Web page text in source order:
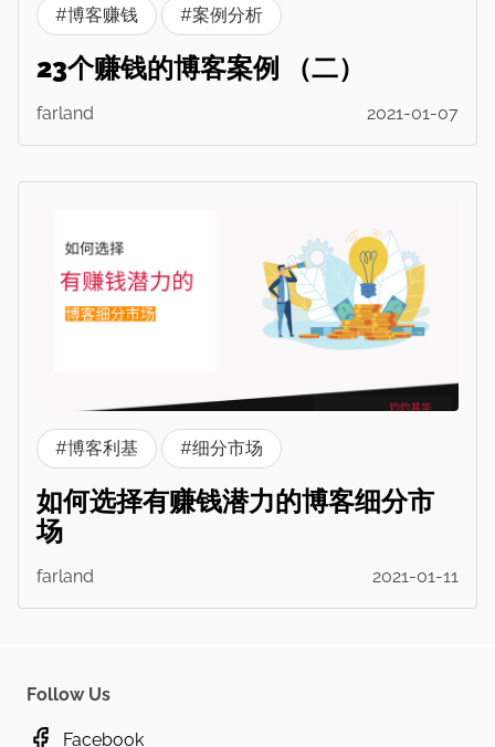
#博客赚钱 #案例分析
23个赚钱的博客案例 （二）
farland 2021-01-07
#博客利基 #细分市场
如何选择有赚钱潜力的博客细分市
场
farland 2021-01-11
Follow Us
Facebook